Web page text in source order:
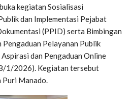
kegiatan Sosialisasi
dan Implementasi Pejabat
(PPID) serta Bimbingan
Pengaduan Pelayanan Publik
dan Pengaduan Online
1/2026). Kegiatan tersebut
Puri Manado.